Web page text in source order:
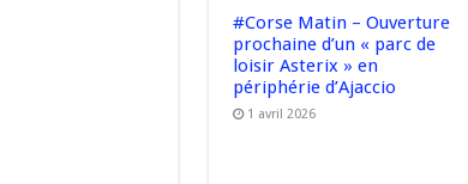
#Corse Matin – Ouverture
prochaine d’un « parc de
loisir Asterix » en
périphérie d’Ajaccio
1 avril 2026